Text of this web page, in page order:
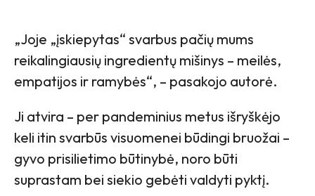
„Joje „įskiepytas“ svarbus pačių mums
reikalingiausių ingredientų mišinys – meilės,
empatijos ir ramybės“, – pasakojo autorė.
Ji atvira – per pandeminius metus išryškėjo
keli itin svarbūs visuomenei būdingi bruožai –
gyvo prisilietimo būtinybė, noro būti
suprastam bei siekio gebėti valdyti pyktį.